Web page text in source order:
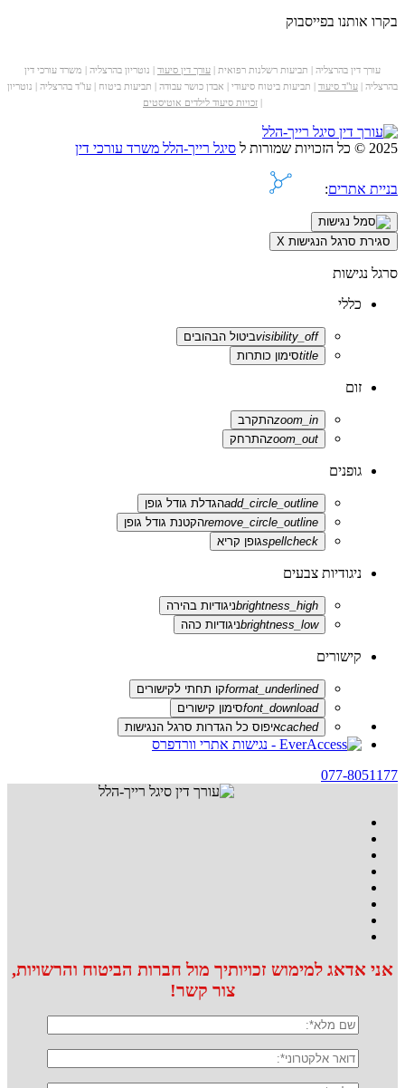
בקרו אותנו בפייסבוק
עורך דין בהרצליה | תביעות רשלנות רפואית | עורך דין סיעוד | נוטריון בהרצליה | משרד עורכי דין
בהרצליה | עו"ד סיעוד | תביעות ביטוח סיעודי | אבדן כושר עבודה | תביעות ביטוח | עו"ד בהרצליה | נוטריון
| זכויות סיעוד לילדים אוטיסטים
2025 © כל הזכויות שמורות ל סיגל רייך-הלל משרד עורכי דין
בניית אתרים:
סגירת סרגל הנגישות X
סרגל נגישות
כללי
visibility_offביטול הבהובים
titleסימון כותרות
זום
zoom_inהתקרב
zoom_outהתרחק
גופנים
add_circle_outlineהגדלת גודל גופן
remove_circle_outlineהקטנת גודל גופן
spellcheckגופן קריא
ניגודיות צבעים
brightness_highניגודיות בהירה
brightness_lowניגודיות כהה
קישורים
format_underlinedקו תחתי לקישורים
font_downloadסימון קישורים
cachedאיפוס כל הגדרות סרגל הנגישות
077-8051177
אני אדאג למימוש זכויותיך מול חברות הביטוח והרשויות,
צור קשר!